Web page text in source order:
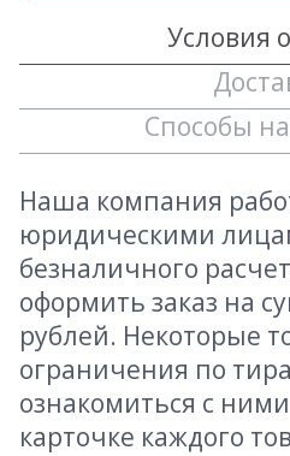
Условия
Способы
Наша компания
юридическими
безналичного
оформить заказ на
рублей. Некоторые
ограничения по
ознакомиться с
карточке каждого